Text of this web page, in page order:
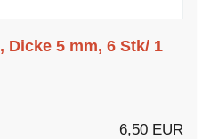
Dicke 5 mm, 6 Stk/ 1
6,50 EUR